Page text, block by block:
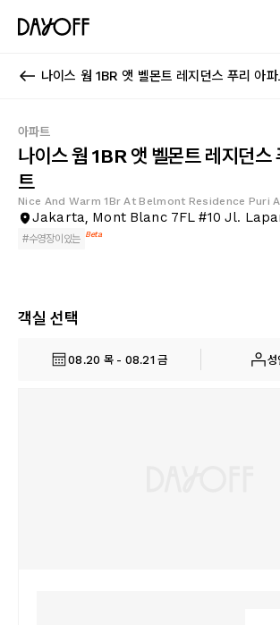
나이스 웜 1BR 앳 벨몬트 레지던스 푸리 아
아파트
나이스 웜 1BR 앳 벨몬트 레지던스
트
Nice And Warm 1Br At Belmont Residence Puri
Jakarta, Mont Blanc 7FL #10 Jl.
#수영장이있는 Beta
객실 선택
08.20 목 - 08.21 금